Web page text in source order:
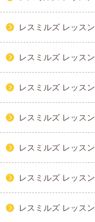
レスミルズ レッス
レスミルズ レッス
レスミルズ レッス
レスミルズ レッス
レスミルズ レッス
レスミルズ レッス
レスミルズ レッス